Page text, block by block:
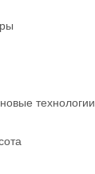
технологии